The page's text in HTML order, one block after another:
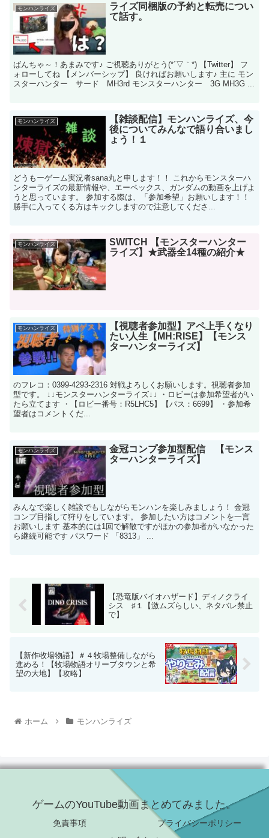
モンハンライズ
ライズ同梱版の予約と転売につい
て話す。
ばんちゃ～！あまみです♪ ご視聴ありがとう(*´▽｀*) 【Twitter】 フ
ォローしてね 【メンバーシップ】 良ければお願いします♪ 主に モン
スターハンター サード MH3rd モンスターハンター 3G MH3G ...
モンハンライズ
【雑談配信】モンハンライズ、今
後についてみんなで語り合いまし
ょう！１
どうもーゲーム実況者sana丸と申します！！ これからモンスターハ
ンターライズの最新情報や、エーペックス、ガンダムの動画を上げよ
うと思っています。 参加する際は、「参加希望」お願いします！！
勝手に入ってくる方はキックしますので注意してくださ...
モンハンライズ
SWITCH 【モンスターハンター
ライズ】★武器全14種の紹介★
モンハンライズ
【視聴者参加型】アペ上手くなり
たい人生【MH:RISE】【モンス
ターハンターライズ】
のフレコ：0399-4293-2316 対戦よろしくお願いします。視聴者参加
型です。 ↓↓モンスターハンターライズ↓↓ ・ロビーは参加希望者がい
たら立てます ・【ロビー番号：R5LHC5】【パス：6699】 ・参加希
望者はコメントくだ...
モンハンライズ
金冠コンプ参加型配信 【モンス
ターハンターライズ】
みんなで楽しく雑談でもしながらモンハンを楽しみましょう！ 金冠
コンプ目指して狩りをしています。 参加したい方はコメントを一言
お願いします 基本的には1回で解散ですがほかの参加者がいなかった
ら継続可能です パスワード 「8313」 ...
【恐竜版バイオハザード】ディノクライ
シス ♯１【激ムズらしい、ネタバレ禁止
で】
【新作牧場物語】＃４牧場整備しながら
進める！【牧場物語オリーブタウンと希
望の大地】【攻略】
ホーム モンハンライズ
ゲームのYouTube動画まとめてみました。
免責事項
プライバシーポリシー